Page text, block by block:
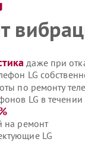
даже при
LG
по ремонту
LG в течении
на ремонт
LG